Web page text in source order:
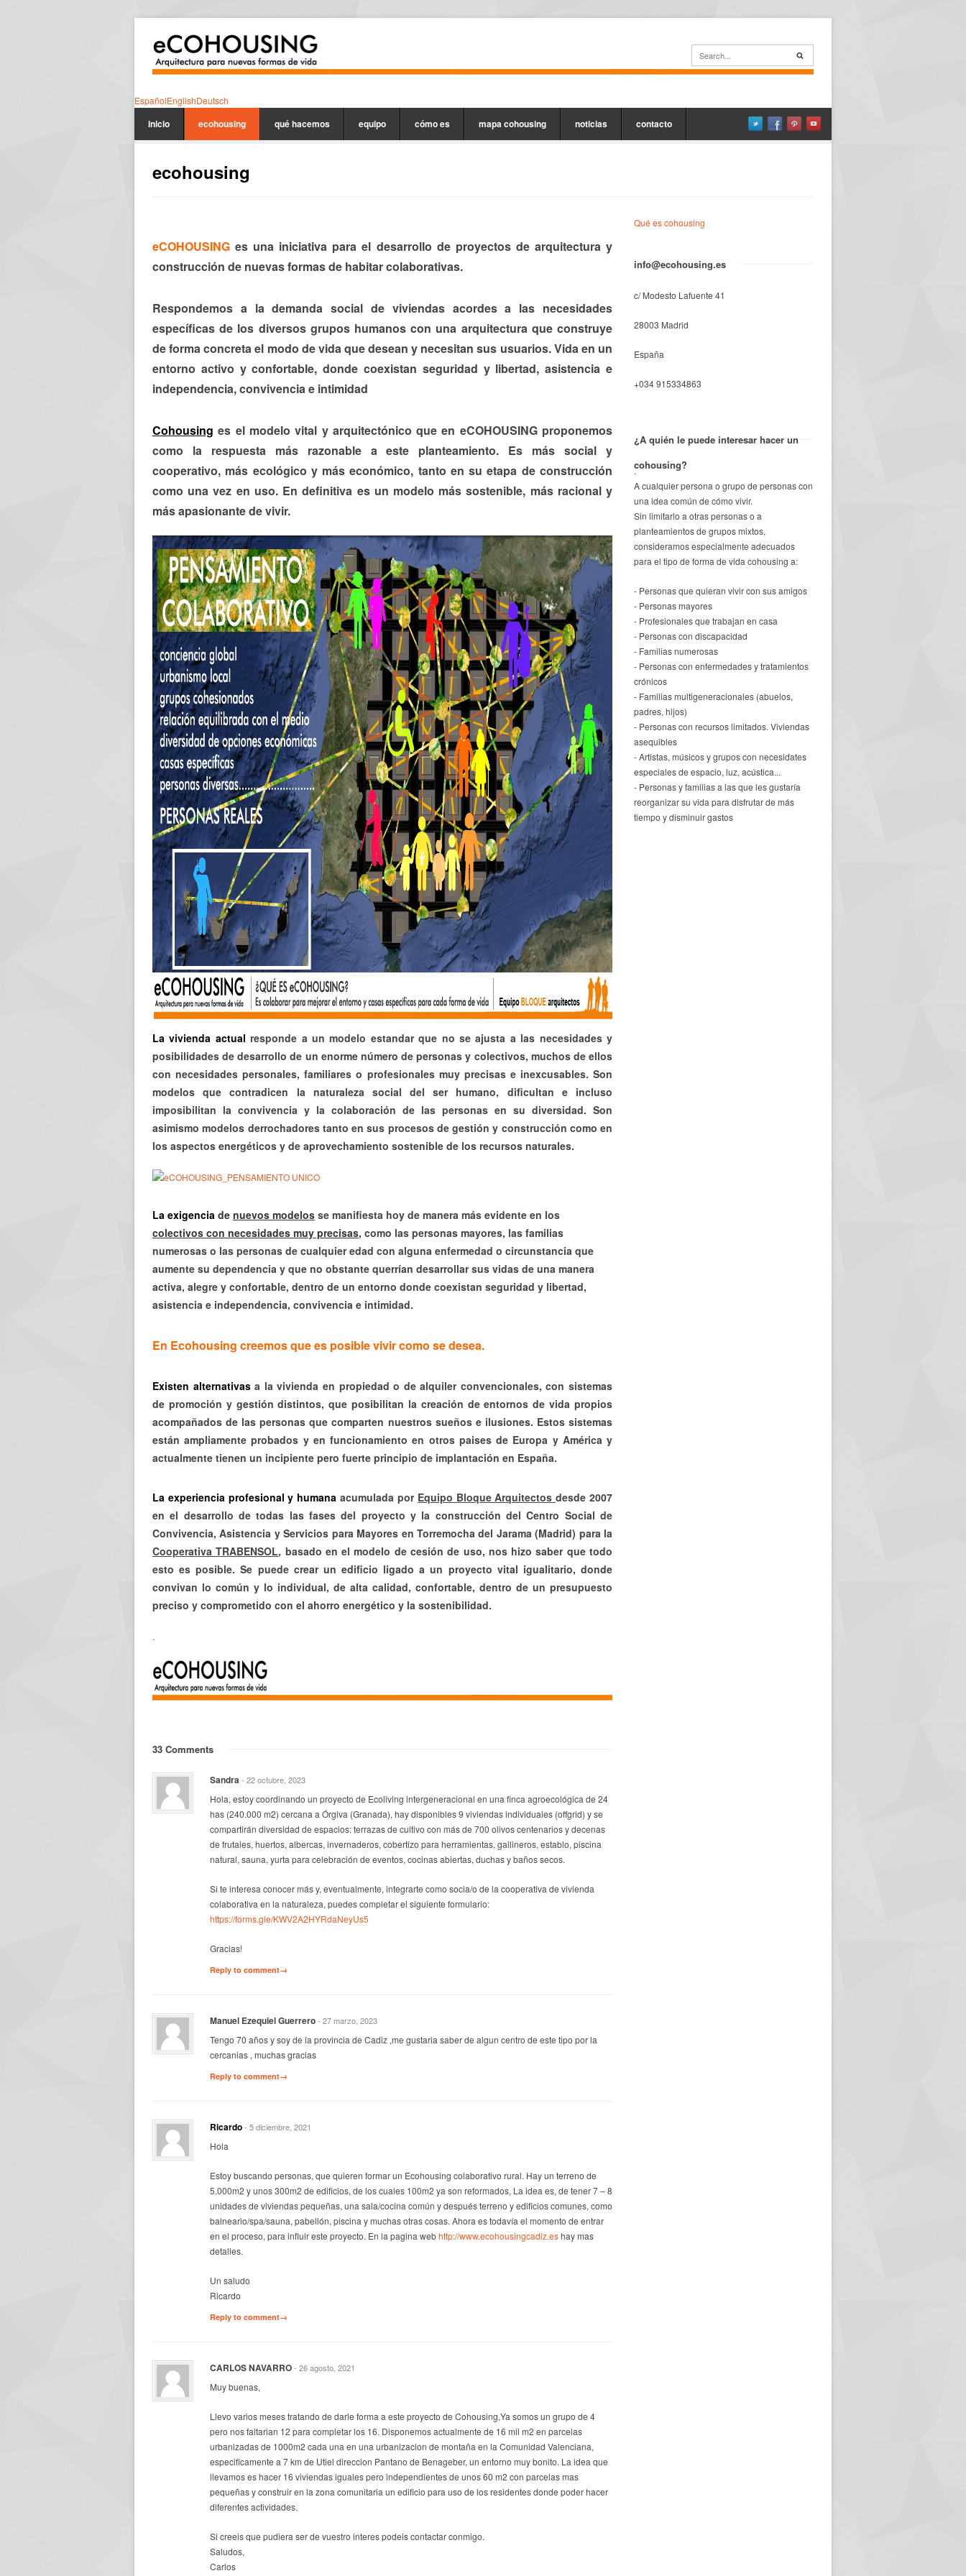
EspañolEnglishDeutsch
inicio ecohousing qué hacemos equipo cómo es mapa cohousing noticias contacto
ecohousing
eCOHOUSINGes una iniciativa para el desarrollo de proyectos de arquitectura y
construcción de nuevas formas de habitar colaborativas.
Respondemos a la demanda social de viviendas acordes a las necesidades
específicas de los diversos grupos humanos con una arquitectura que construye
de forma concreta el modo de vida que desean y necesitan sus usuarios. Vida en un
entorno activo y confortable, donde coexistan seguridad y libertad, asistencia e
independencia, convivencia e intimidad
Cohousing es el modelo vital y arquitectónico que en eCOHOUSING proponemos
como la respuesta más razonable a este planteamiento. Es más social y
cooperativo, más ecológico y más económico, tanto en su etapa de construcción
como una vez en uso. En definitiva es un modelo más sostenible, más racional y
más apasionante de vivir.
La vivienda actual responde a un modelo estandar que no se ajusta a las necesidades y
posibilidades de desarrollo de un enorme número de personas y colectivos, muchos de ellos
con necesidades personales, familiares o profesionales muy precisas e inexcusables. Son
modelos que contradicen la naturaleza social del ser humano, dificultan e incluso
imposibilitan la convivencia y la colaboración de las personas en su diversidad. Son
asimismo modelos derrochadores tanto en sus procesos de gestión y construcción como en
los aspectos energéticos y de aprovechamiento sostenible de los recursos naturales.
La exigencia de nuevos modelos se manifiesta hoy de manera más evidente en los
colectivos con necesidades muy precisas, como las personas mayores, las familias
numerosas o las personas de cualquier edad con alguna enfermedad o circunstancia que
aumente su dependencia y que no obstante querrían desarrollar sus vidas de una manera
activa, alegre y confortable, dentro de un entorno donde coexistan seguridad y libertad,
asistencia e independencia, convivencia e intimidad.
En Ecohousing creemos que es posible vivir como se desea.
Existen alternativasa la vivienda en propiedad o de alquiler convencionales, consistemas
de promoción y gestión distintos, que posibilitan la creación de entornos de vida propios
acompañados de las personas que comparten nuestros sueños e ilusiones. Estos sistemas
están ampliamente probados y en funcionamiento en otros paises de Europa y América y
actualmente tienen un incipiente pero fuerte principio de implantación en España.
La experiencia profesional y humana acumulada por Equipo Bloque Arquitectos desde 2007
en el desarrollo de todas las fases del proyecto y la construcción del Centro Social de
Convivencia, Asistencia y Servicios para Mayores en Torremocha del Jarama (Madrid) para la
Cooperativa TRABENSOL, basado en el modelo de cesión de uso, nos hizo saber que todo
esto es posible. Se puede crear un edificio ligado a un proyecto vital igualitario, donde
convivan lo común y lo individual, de alta calidad, confortable, dentro de un presupuesto
preciso y comprometido con el ahorro energético y la sostenibilidad.
.
33 Comments
Sandra- 22 octubre, 2023
Hola, estoy coordinando un proyecto de Ecoliving intergeneracional en una finca agroecológica de 24
has (240.000 m2) cercana a Órgiva (Granada), hay disponibles 9 viviendas individuales (offgrid) y se
compartirán diversidad de espacios: terrazas de cultivo con más de 700 olivos centenarios y decenas
de frutales, huertos, albercas, invernaderos, cobertizo para herramientas, gallineros, establo, piscina
natural, sauna, yurta para celebración de eventos, cocinas abiertas, duchas y baños secos.
Si te interesa conocer más y, eventualmente, integrarte como socia/o de la cooperativa de vivienda
colaborativa en la naturaleza, puedes completar el siguiente formulario:
https://forms.gle/KWV2A2HYRdaNeyUs5
Gracias!
Reply to comment→
Manuel Ezequiel Guerrero- 27 marzo, 2023
Tengo 70 años y soy de la provincia de Cadiz ,me gustaria saber de algun centro de este tipo por la
cercanias , muchas gracias
Reply to comment→
Ricardo- 5 diciembre, 2021
Hola
Estoy buscando personas, que quieren formar un Ecohousing colaborativo rural. Hay un terreno de
5.000m2 y unos 300m2 de edificios, de los cuales 100m2 ya son reformados, La idea es, de tener 7 – 8
unidades de viviendas pequeñas, una sala/cocina común y después terreno y edificios comunes, como
balneario/spa/sauna, pabellón, piscina y muchas otras cosas. Ahora es todavía el momento de entrar
en el proceso, para influir este proyecto. En la pagina webhttp://www.ecohousingcadiz.eshay mas
detalles.
Un saludo
Ricardo
Reply to comment→
CARLOS NAVARRO- 26 agosto, 2021
Muy buenas,
Llevo varios meses tratando de darle forma a este proyecto de Cohousing,Ya somos un grupo de 4
pero nos faltarian 12 para completar los 16. Disponemos actualmente de 16 mil m2 en parcelas
urbanizadas de 1000m2 cada una en una urbanizacion de montaña en la Comunidad Valenciana,
especificamente a 7 km de Utiel direccion Pantano de Benageber, un entorno muy bonito. La idea que
llevamos es hacer 16 viviendas iguales pero independientes de unos 60 m2 con parcelas mas
pequeñas y construir en la zona comunitaria un edificio para uso de los residentes donde poder hacer
diferentes actividades.
Si creeis que pudiera ser de vuestro interes podeis contactar conmigo.
Saludos,
Carlos
Qué es cohousing
info@ecohousing.es
c/ Modesto Lafuente 41
28003 Madrid
España
+034 915334863
¿A quién le puede interesar hacer un
cohousing?
.
A cualquier persona o grupo de personas con
una idea común de cómo vivir.
Sin limitarlo a otras personas o a
planteamientos de grupos mixtos,
consideramos especialmente adecuados
para el tipo de forma de vida cohousing a:
- Personas que quieran vivir con sus amigos
- Personas mayores
- Profesionales que trabajan en casa
- Personas con discapacidad
- Familias numerosas
- Personas con enfermedades y tratamientos
crónicos
- Familias multigeneracionales (abuelos,
padres, hijos)
- Personas con recursos limitados. Viviendas
asequibles
- Artistas, músicos y grupos con necesidates
especiales de espacio, luz, acústica...
- Personas y familias a las que les gustaría
reorganizar su vida para disfrutar de más
tiempo y disminuir gastos